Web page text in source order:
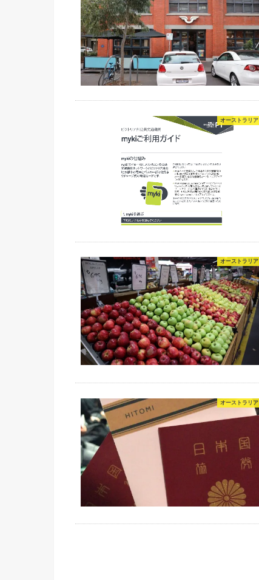
オーストラリア
オーストラリア
オーストラリア